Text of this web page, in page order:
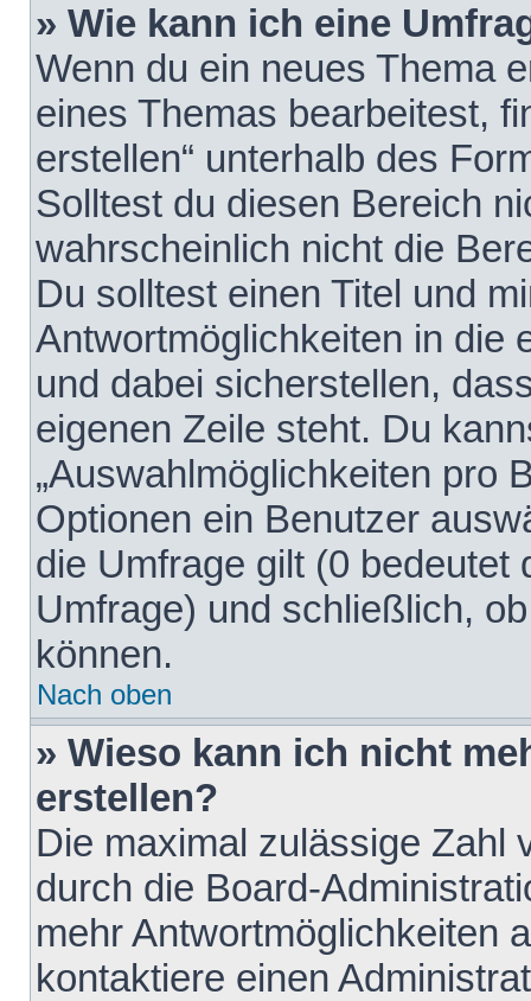
» Wie kann ich eine
Wenn du ein neues Thema
eines Themas bearbeitest,
erstellen“ unterhalb des
Solltest du diesen Bereich
wahrscheinlich nicht die
Du solltest einen Titel und
Antwortmöglichkeiten in die
und dabei sicherstellen,
eigenen Zeile steht. Du
„Auswahlmöglichkeiten pro
Optionen ein Benutzer
die Umfrage gilt (0 bedeutet
Umfrage) und schließlich,
können.
Nach oben
» Wieso kann ich nicht
erstellen?
Die maximal zulässige Zahl
durch die Board-
mehr Antwortmöglichkeiten
kontaktiere einen